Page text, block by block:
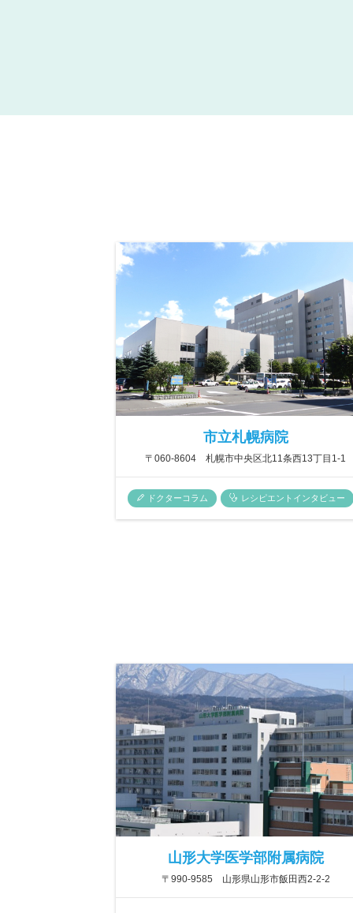
市立札幌病院
〒060-8604 札幌市中央区北11条西13丁目1-1
ドクターコラム レシピエントインタビュー
山形大学医学部附属病院
〒990-9585 山形県山形市飯田西2-2-2